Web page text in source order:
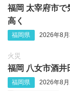
福岡 太宰府市
高く
福岡県 2026年8
火災
福岡 八女市酒井
福岡県 2026年8